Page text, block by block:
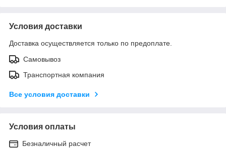
Условия доставки
Доставка осуществляется только по предоплате.
Самовывоз
Транспортная компания
Все условия доставки
Условия оплаты
Безналичный расчет